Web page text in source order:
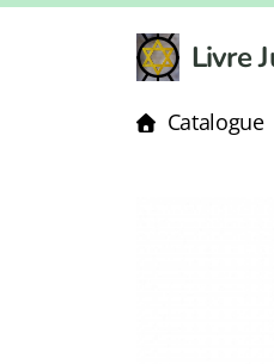
Livre
Catalogue